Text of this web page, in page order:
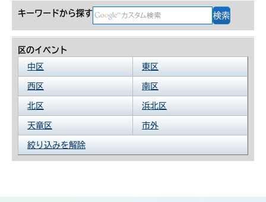
キーワードから探す
区のイベント
中区
東区
西区 南区
北区 浜北区
天竜区 市外
絞り込みを解除